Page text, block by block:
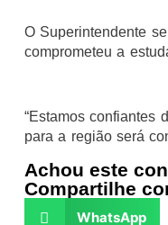
O Superintendente
comprometeu a
“Estamos confiantes
para a região será
Achou este
Compartilhe
WhatsApp